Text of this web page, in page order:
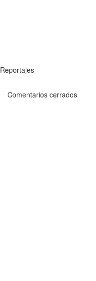
Reportajes
Comentarios cerrados